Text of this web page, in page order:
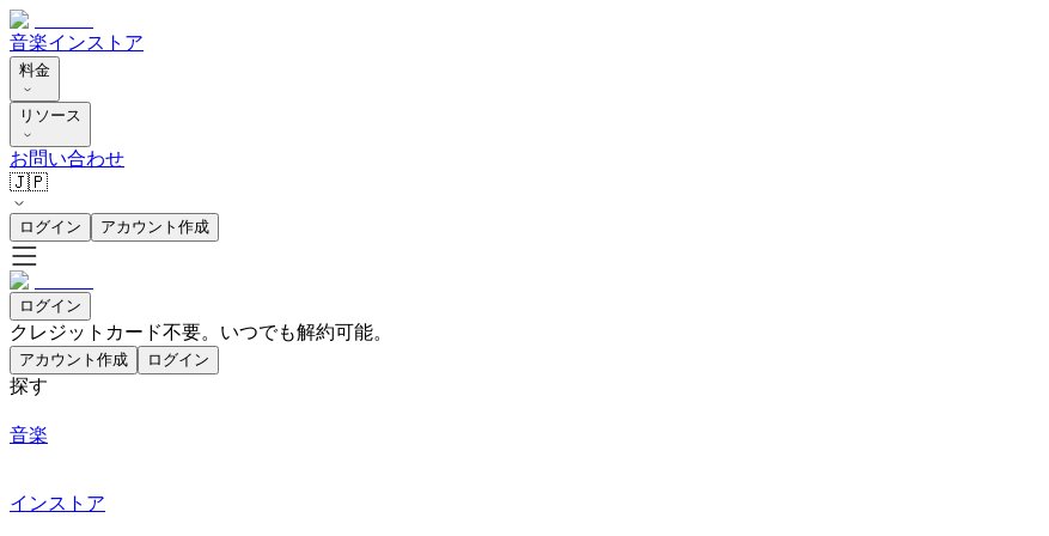
音楽インストア
料金
リソース
お問い合わせ
🇯🇵
ログイン アカウント作成
ログイン
クレジットカード不要。いつでも解約可能。
アカウント作成 ログイン
探す
音楽
インストア